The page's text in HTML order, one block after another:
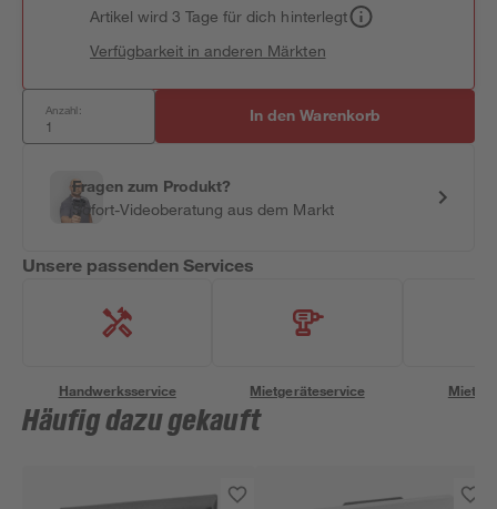
Artikel wird 3 Tage für dich hinterlegt
Verfügbarkeit in anderen Märkten
Anzahl: In den Warenkorb
Fragen zum Produkt?
Sofort-Videoberatung aus dem Markt
Unsere passenden Services
Handwerksservice Mietgeräteservice
Häufig dazu gekauft